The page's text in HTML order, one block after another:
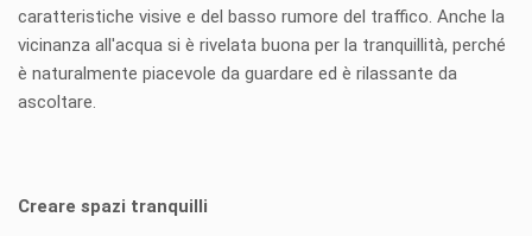
caratteristiche visive e del basso rumore del traffico. Anche la
vicinanza all'acqua si è rivelata buona per la tranquillità, perché
è naturalmente piacevole da guardare ed è rilassante da
ascoltare.
Creare spazi tranquilli